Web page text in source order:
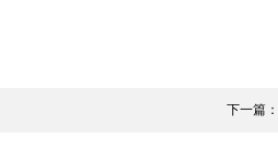
下一篇：